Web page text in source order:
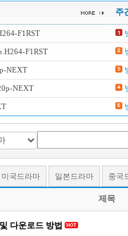
F1RST
F1RST
NEXT
NEXT
주
미국드라마 일본드라마 중국
제목
다운로드 방법